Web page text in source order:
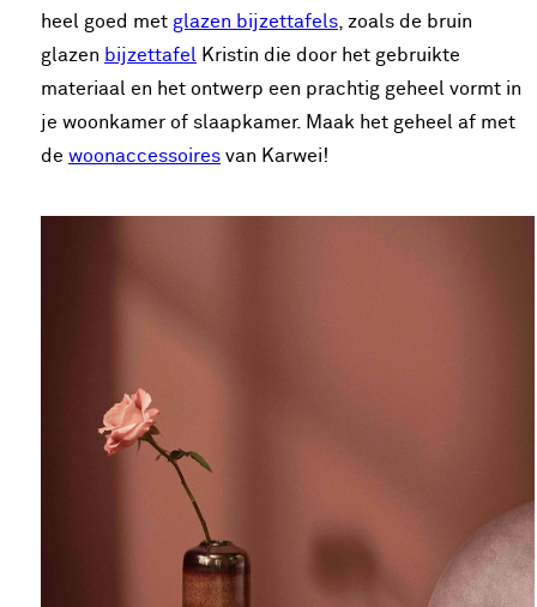
heel goed met glazen bijzettafels , zoals de bruin
glazen bijzettafel Kristin die door het gebruikte
materiaal en het ontwerp een prachtig geheel vormt in
je woonkamer of slaapkamer. Maak het geheel af met
de woonaccessoires van Karwei!